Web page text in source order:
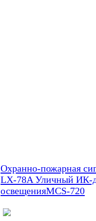
Охранно-пожарная
LX-78A Уличный ИК-
освещенияMCS-720